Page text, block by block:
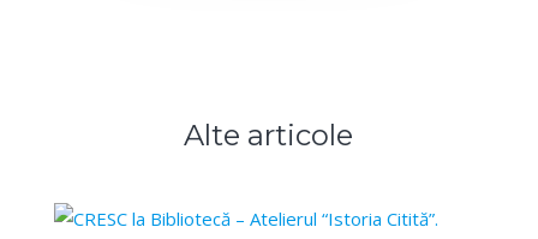
Alte articole